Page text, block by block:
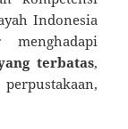
Indonesia
terbatas,